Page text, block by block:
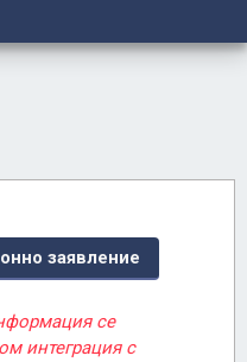
заявление
се
интеграция с